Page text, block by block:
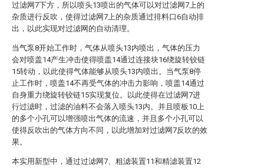
过滤网7下方，所以喷头13喷出的气体可以对过滤网7上的
杂质进行反吹，使得过滤网7上的杂质通过排料口6自动排
出，以此实现对过滤网的自动清理。
当气泵8开始工作时，气体从喷头13内喷出，气体的压力
会对喷盖14产生冲击使得喷盖14通过连接块16绕旋转铰链
15转动，以此使得气体能够从喷头13内喷出。当气泵8停
止工作时，喷盖14不再受气体的冲击力影响，喷盖14通过
自身重力绕旋转铰链15实现复位。以此使得在过滤网7进
行过滤时，过滤的油料不会落入喷头13内。并且喷板10上
的多个小孔可以增强喷出气体的流速，并且多个小孔可以
使得反吹出的气体方向不同，以此增加对过滤网7反吹的效
果。
本实用新型中，通过过滤网7、粗滤装置11和精滤装置12